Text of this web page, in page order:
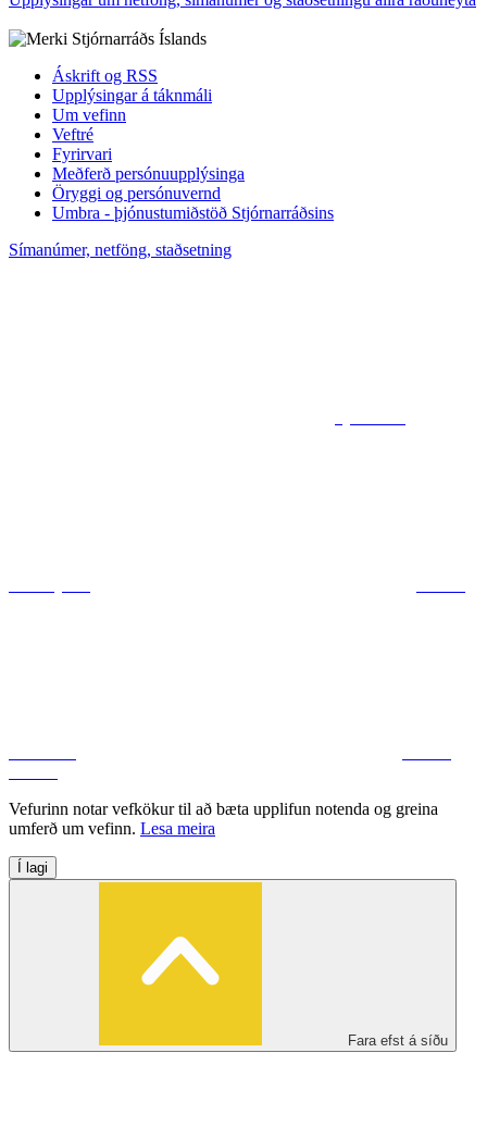
Áskrift og RSS
Upplýsingar á táknmáli
Um vefinn
Veftré
Fyrirvari
Meðferð persónuupplýsinga
Öryggi og persónuvernd
Umbra - þjónustumiðstöð Stjórnarráðsins
Símanúmer, netföng, staðsetning
Vefurinn notar vefkökur til að bæta upplifun notenda og greina
umferð um vefinn. Lesa meira
Í lagi
Fara efst á síðu